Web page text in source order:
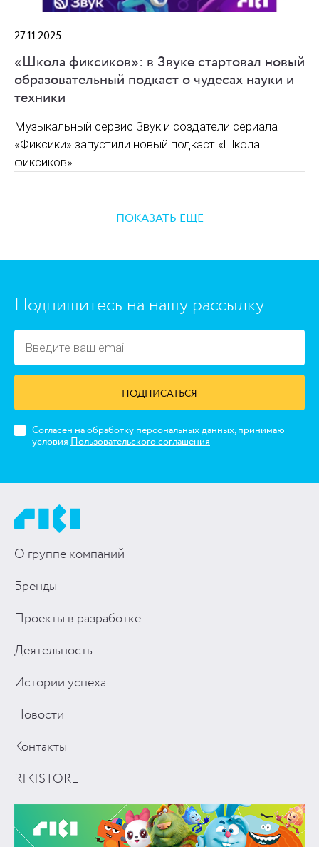
27.11.2025
«Школа фиксиков»: в Звуке стартовал новый
образовательный подкаст о чудесах науки и
техники
Музыкальный сервис Звук и создатели сериала
«Фиксики» запустили новый подкаст «Школа
фиксиков»
ПОКАЗАТЬ ЕЩЁ
https://www.high-endrolex.com/45
Подпишитесь на нашу рассылку
ПОДПИСАТЬСЯ
Согласен на обработку персональных данных, принимаю
условия Пользовательского соглашения
О группе компаний
Бренды
Проекты в разработке
Деятельность
Истории успеха
Новости
Контакты
RIKISTORE